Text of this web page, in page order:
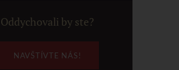
Oddychovali by ste?
NAVŠTÍVTE NÁS!